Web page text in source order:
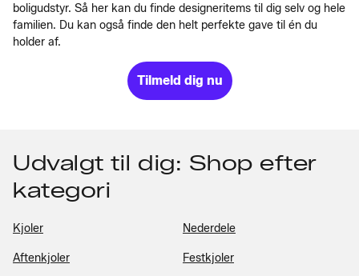
boligudstyr. Så her kan du finde designeritems til dig selv og hele
familien. Du kan også finde den helt perfekte gave til én du
holder af.
Tilmeld dig nu
Udvalgt til dig: Shop efter
kategori
Kjoler Nederdele
Aftenkjoler Festkjoler